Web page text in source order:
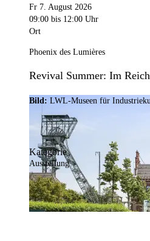
Fr 7. August 2026
09:00 bis 12:00 Uhr
Ort
Phoenix des Lumières
Revival Summer: Im
Bild: LWL-Museen für
Kategorie
Ausstellung